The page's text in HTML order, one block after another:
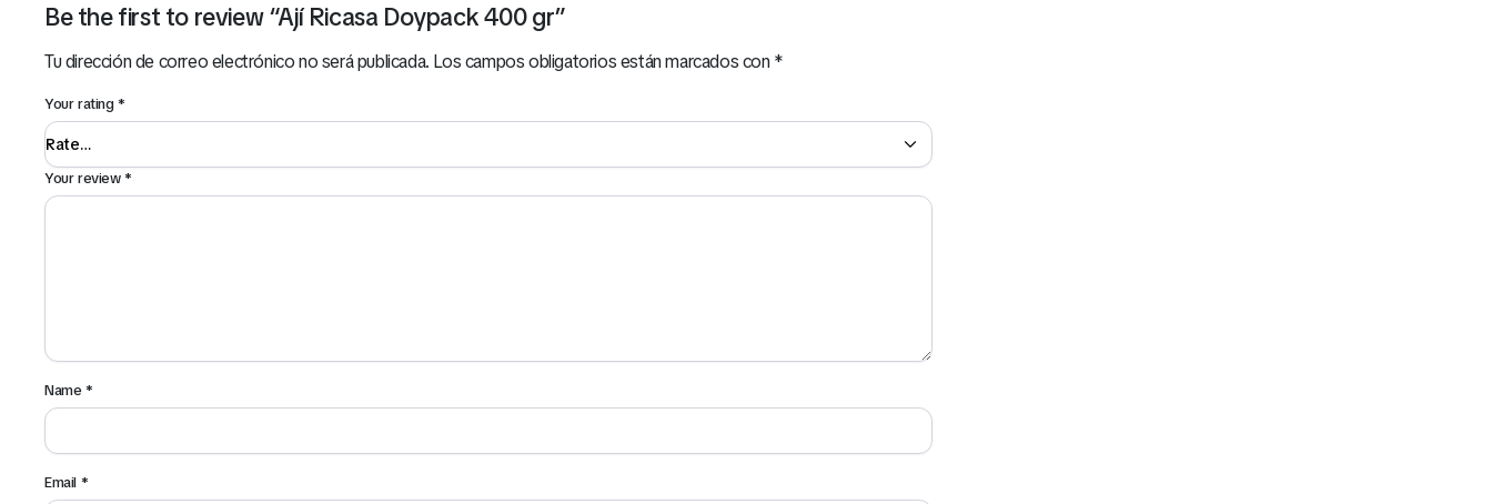
Be the first to review “Ají Ricasa Doypack 400 gr”
Tu dirección de correo electrónico no será publicada. Los campos obligatorios están marcados con*
Your rating*
Your review*
Name*
Email *